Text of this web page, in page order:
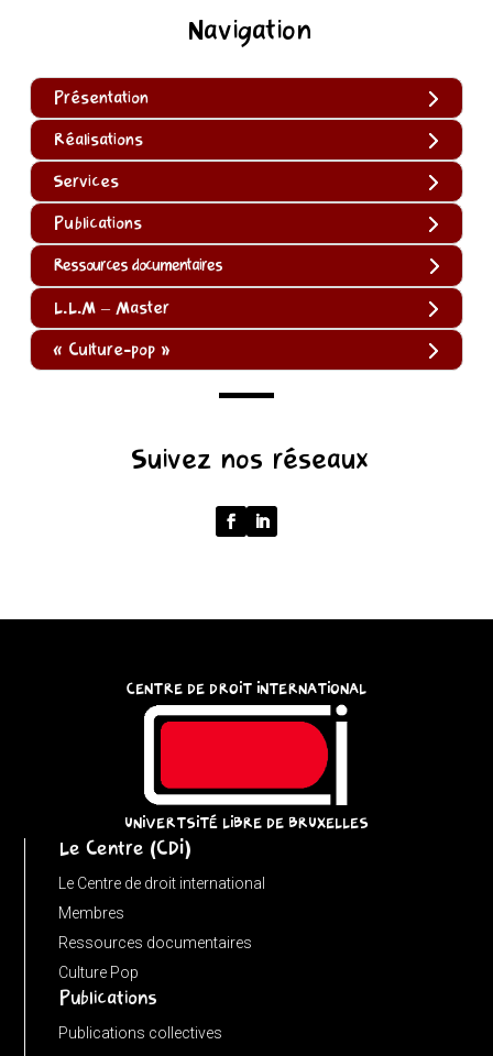
Navigation
Présentation
Réalisations
Services
Publications
Ressources documentaires
L.L.M – Master
« Culture-pop »
input
URL(input,
window.location.href);
Suivez nos réseaux
CENTRE DE DROIT INTERNATIONAL
UNIVERTSITÉ LIBRE DE BRUXELLES
Le Centre (CDI)
Le Centre de droit international
Membres
Ressources documentaires
Culture Pop
Publications
Publications collectives